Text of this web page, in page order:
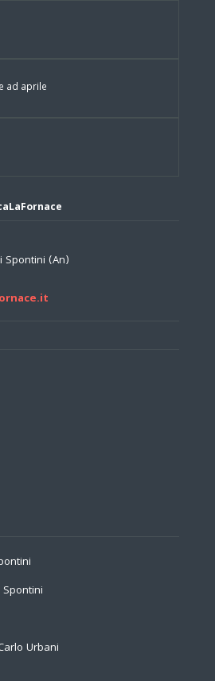
ad aprile
Spontini (An)
Urbani